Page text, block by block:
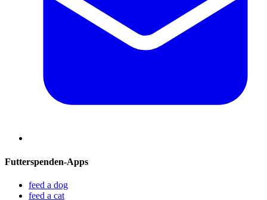
Futterspenden-Apps
feed a dog
feed a cat